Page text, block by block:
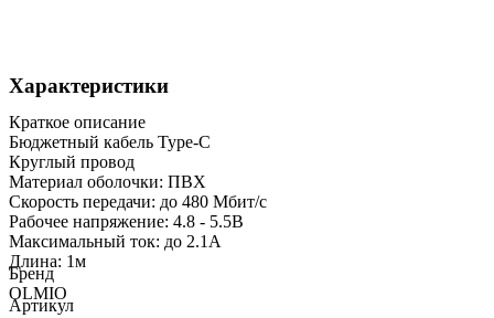
Характеристики
Краткое описание
Бюджетный кабель Type-C
Круглый провод
Материал оболочки: ПВХ
Скорость передачи: до 480 Мбит/с
Рабочее напряжение: 4.8 - 5.5В
Максимальный ток: до 2.1А
Длина: 1м
Бренд
OLMIO
Артикул